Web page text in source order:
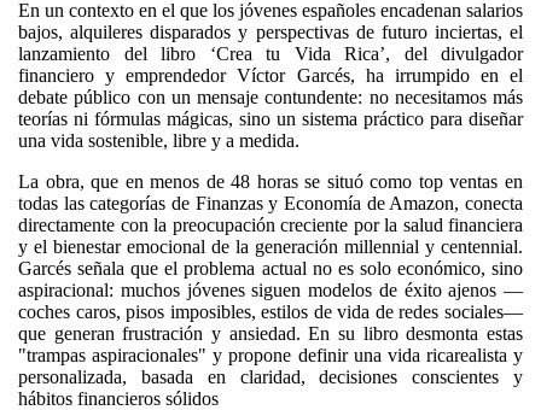
En un contexto en el que los jóvenes españoles encadenan salarios
bajos, alquileres disparados y perspectivas de futuro inciertas, el
lanzamiento del libro ‘Crea tu Vida Rica’, del divulgador
financiero y emprendedor Víctor Garcés, ha irrumpido en el
debate público con un mensaje contundente: no necesitamos más
teorías ni fórmulas mágicas, sino un sistema práctico para diseñar
una vida sostenible, libre y a medida.
La obra, que en menos de 48 horas se situó como top ventas en
todas las categorías de Finanzas y Economía de Amazon, conecta
directamente con la preocupación creciente por la salud financiera
y el bienestar emocional de la generación millennial y centennial.
Garcés señala que el problema actual no es solo económico, sino
aspiracional: muchos jóvenes siguen modelos de éxito ajenos —
coches caros, pisos imposibles, estilos de vida de redes sociales—
que generan frustración y ansiedad. En su libro desmonta estas
"trampas aspiracionales" y propone definir una vida ricarealista y
personalizada, basada en claridad, decisiones conscientes y
hábitos financieros sólidos